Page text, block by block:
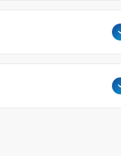
gibi vergisel süreçlere
düzenlenmektedir.